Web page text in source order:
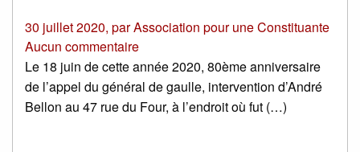
30 juillet 2020, parAssociation pour une Constituante
Aucun commentaire
Le 18 juin de cette année 2020, 80ème anniversaire
de l’appel du général de gaulle, intervention d’André
Bellon au 47 rue du Four, à l’endroit où fut (…)